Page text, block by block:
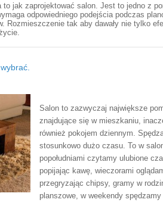
to jak zaprojektować salon. Jest to jedno z
odpowiedniego podejścia podczas
Rozmieszczenie tak aby dawały nie tylko
Salon to zazwyczaj największe
znajdujące się w mieszkaniu,
również pokojem dziennym.
stosunkowo dużo czasu. To w
popołudniami czytamy ulubione
popijając kawę, wieczorami
przegryzając chipsy, gramy w
planszowe, w weekendy spędzamy